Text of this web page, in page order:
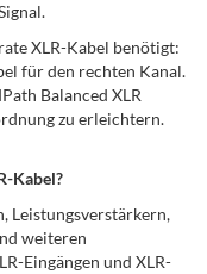
XLR-Kabel benötigt:
für den rechten Kanal.
Balanced XLR
zu erleichtern.
Kabel?
Leistungsverstärkern,
weiteren
Eingängen und XLR-